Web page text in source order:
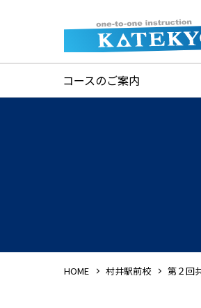
コースのご案内
HOME 村井駅前校 第２回